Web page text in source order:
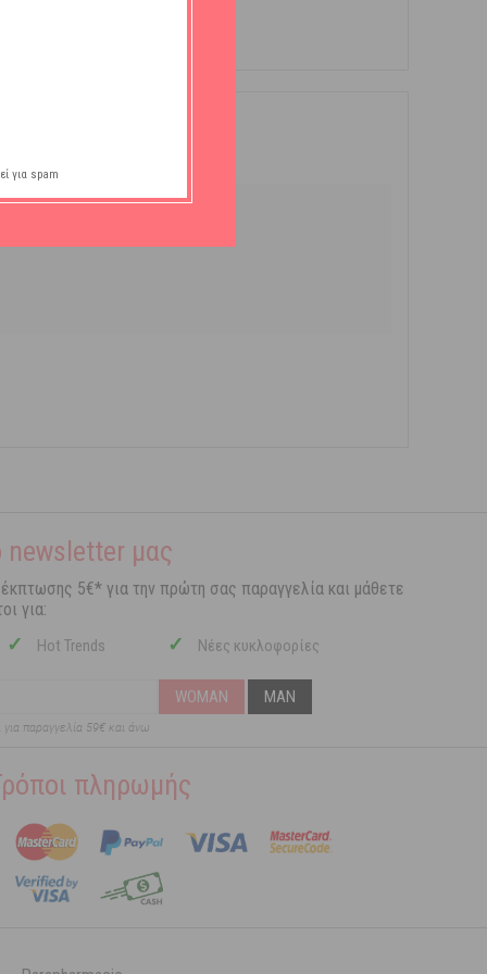
newsletter μας
5€* για την πρώτη σας παραγγελία και μάθετε
για:
✓ Hot Trends ✓ Νέες κυκλοφορίες
WOMAN MAN
για παραγγελία 59€ και άνω
πληρωμής
για spam